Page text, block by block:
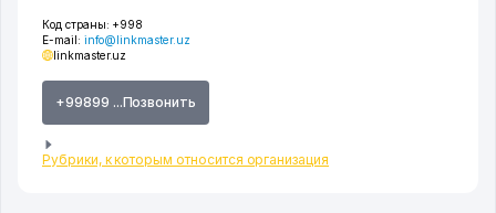
Код страны: +998
E-mail: info@linkmaster.uz
linkmaster.uz
+99899 ...Позвонить
Рубрики, к которым относится организация